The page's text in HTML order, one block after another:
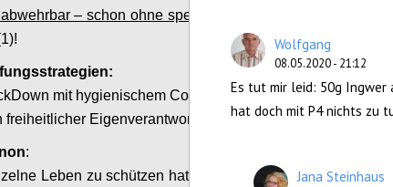
– schon ohne spezifische Mittel für
mit hygienischem Containment vs.
Eigenverantwortung.
:
Leben zu schützen hat oberste Priorität“
Wolfgang
08.05.2020 - 21:12
Es tut mir leid: 50g Ingwer
hat doch mit P4 nichts zu
Jana Steinhaus